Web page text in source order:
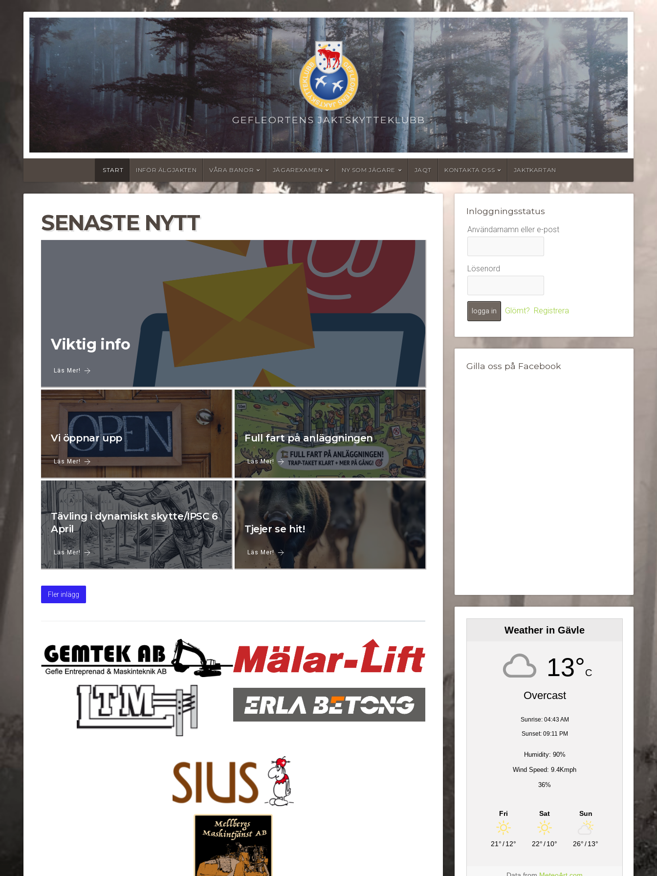
GEFLEORTENS JAKTSKYTTEKLUBB
START INFÖR ÄLGJAKTEN VÅRA BANOR JÄGAREXAMEN NY SOM JÄGARE JAQT KONTAKTA OSS JAKTKARTAN
SENASTE NYTT
Viktig info
Läs Mer!
Vi öppnar upp
Läs Mer!
Full fart på anläggningen
Läs Mer!
Tävling i dynamiskt skytte/IPSC 6
April
Läs Mer!
Tjejer se hit!
Läs Mer!
Fler inlägg
Inloggningsstatus
Användarnamn eller e-post
Lösenord
Glömt? Registrera
Gilla oss på Facebook
Weather in Gävle
13°C
Overcast
Sunrise: 04:43 AM
Sunset: 09:11 PM
Humidity: 90%
Wind Speed: 9.4Kmph
36%
Fri
21°/12°
Sat
22°/10°
Sun
26°/13°